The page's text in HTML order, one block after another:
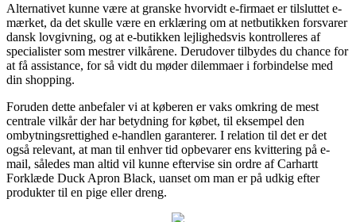
Alternativet kunne være at granske hvorvidt e-firmaet er tilsluttet e-
mærket, da det skulle være en erklæring om at netbutikken forsvarer
dansk lovgivning, og at e-butikken lejlighedsvis kontrolleres af
specialister som mestrer vilkårene. Derudover tilbydes du chance for
at få assistance, for så vidt du møder dilemmaer i forbindelse med
din shopping.
Foruden dette anbefaler vi at køberen er vaks omkring de mest
centrale vilkår der har betydning for købet, til eksempel den
ombytningsrettighed e-handlen garanterer. I relation til det er det
også relevant, at man til enhver tid opbevarer ens kvittering på e-
mail, således man altid vil kunne eftervise sin ordre af Carhartt
Forklæde Duck Apron Black, uanset om man er på udkig efter
produkter til en pige eller dreng.